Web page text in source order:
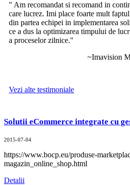
" Am recomandat si recomand in
care lucrez. Imi place foarte mult
din partea echipei in implementarea
ce a dus la optimizarea timpului de
a proceselor zilnice."
~Imavision
Vezi alte testimoniale
Solutii eCommerce integrate cu
2015-07-04
https://www.bocp.eu/produse-
magazin_online_shop.html
Detalii